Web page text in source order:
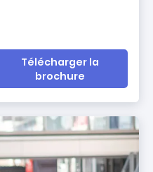
Télécharger la
brochure